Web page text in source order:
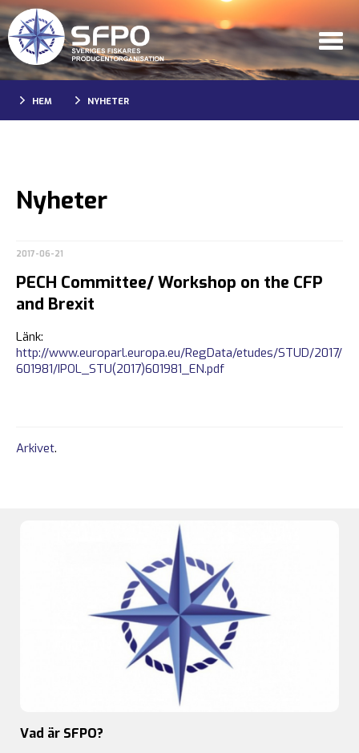
HEM NYHETER
Nyheter
2017-06-21
PECH Committee/ Workshop on the CFP
and Brexit
Länk:
http://www.europarl.europa.eu/RegData/etudes/STUD/2017/
601981/IPOL_STU(2017)601981_EN.pdf
Arkivet.
Vad är SFPO?